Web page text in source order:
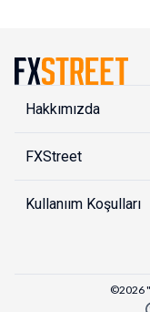
Hakkımızda
FXStreet
Kullanıım Koşulları
©2026